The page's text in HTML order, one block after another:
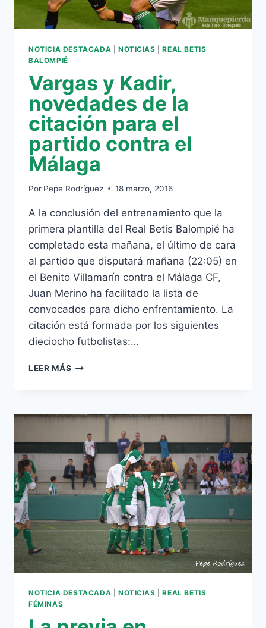
NOTICIA DESTACADA NOTICIAS |REAL BETIS
BALOMPIÉ
Vargas y Kadir,
novedades de la
citación para el
partido contra el
Málaga
Por Pepe Rodríguez 18 marzo, 2016
A la conclusión del entrenamiento que la
primera plantilla del Real Betis Balompié ha
completado esta mañana, el último de cara
al partido que disputará mañana (22:05) en
el Benito Villamarín contra el Málaga CF,
Juan Merino ha facilitado la lista de
convocados para dicho enfrentamiento. La
citación está formada por los siguientes
dieciocho futbolistas:…
LEER MÁS VARGAS
DE
CITACIÓN
PARA
EL
PARTIDO
CONTRA
MÁLAGA
NOTICIA DESTACADA NOTICIAS |REAL BETIS
FÉMINAS